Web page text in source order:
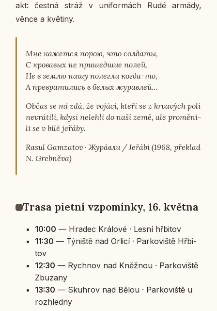
akt: čestná stráž v uni­for­mách Rudé armády,
věnce a kvě­ti­ny.
Мне кажется порою, что солдаты,
С кровавых не пришедшие полей,
Не в землю нашу полегли когда-то,
А превратились в белых журавлей…
Občas se mi zdá, že vojáci, kteří se z kr­va­vých polí
ne­vrá­ti­li, kdysi ne­leh­li do naší země, ale pro­mě­ni­
li se v bílé jeřáby.
Rasul Gam­za­tov · Жура́вли / Jeřábi (1968, pře­klad
N. Greb­ně­va)
Trasa pietní vzpo­mín­ky, 16. května
10:00 — Hradec Krá­lo­vé · Lesní hřbi­tov
11:30 — Týniš­tě nad Orlicí · Par­ko­viš­tě Hřbi­
tov
12:30 — Rych­nov nad Kněž­nou · Par­ko­viš­tě
Zbuza­ny
13:30 — Skuhrov nad Bělou · Par­ko­viš­tě u
roz­hled­ny